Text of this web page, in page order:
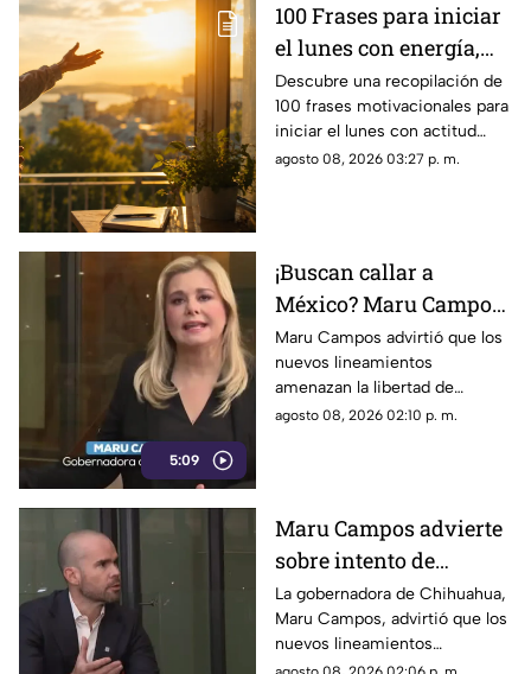
100 Frases para iniciar
el lunes con energía,
motivación y éxito
Descubre una recopilación de
100 frases motivacionales para
iniciar el lunes con actitud
positiva, superar la rutina y
agosto 08, 2026 03:27 p. m.
5:09
¡Buscan callar a
México? Maru Campos
rechaza regulaciones
que amenazan la
libertad de expresión y
sancionan a la prensa
Maru Campos advirtió que los
nuevos lineamientos
amenazan la libertad de
expresión al permitir al poder
agosto 08, 2026 02:10 p. m.
Maru Campos advierte
sobre intento de
censura del Gobierno
Federal bajo la nueva
ley que controla a los
La gobernadora de Chihuahua,
Maru Campos, advirtió que los
nuevos lineamientos
impulsados por el Gobierno